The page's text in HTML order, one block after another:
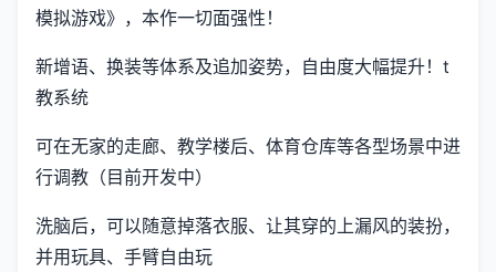
模拟游戏》，本作一切面强性！
新增语、换装等体系及追加姿势，自由度大幅提升！t
教系统
可在无家的走廊、教学楼后、体育仓库等各型场景中进
行调教（目前开发中）
洗脑后，可以随意掉落衣服、让其穿的上漏风的装扮，
并用玩具、手臂自由玩